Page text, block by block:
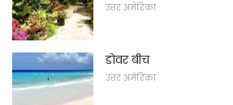
उत्तर अमेरिका
डोवर बीच
उत्तर अमेरिका